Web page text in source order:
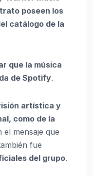
poseen los
catálogo de la
que la música
de Spotify.
artística y
como de la
el mensaje que
fue
del grupo.